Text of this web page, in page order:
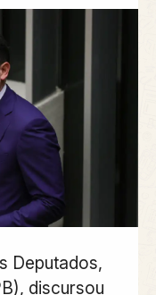
Deputados,
discursou